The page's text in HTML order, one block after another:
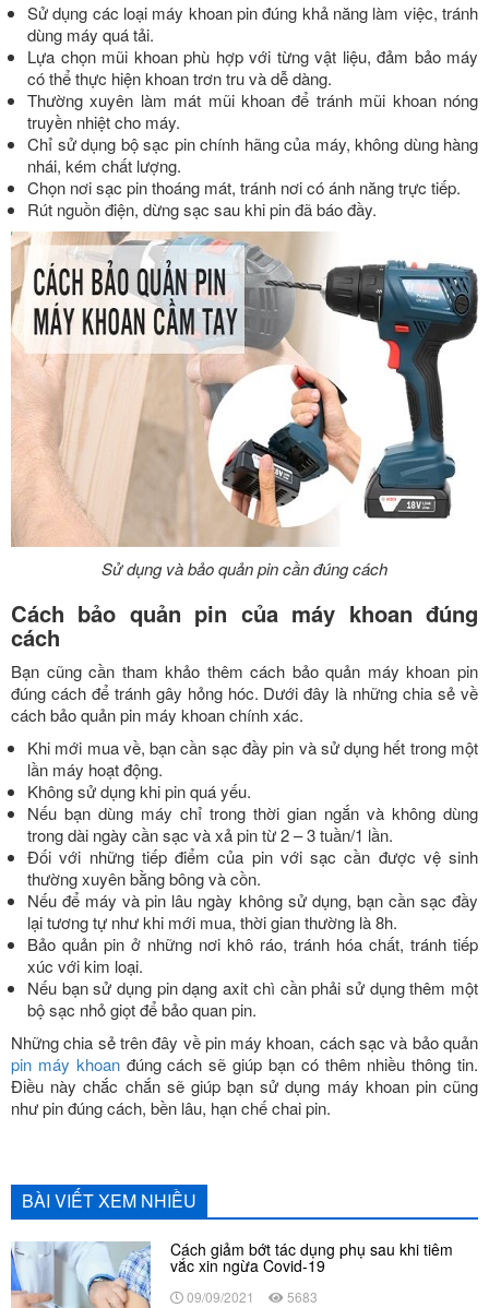
Sử dụng các loại máy khoan pin đúng khả năng làm việc, tránh
dùng máy quá tải.
Lựa chọn mũi khoan phù hợp với từng vật liệu, đảm bảo máy
có thể thực hiện khoan trơn tru và dễ dàng.
Thường xuyên làm mát mũi khoan để tránh mũi khoan nóng
truyền nhiệt cho máy.
Chỉ sử dụng bộ sạc pin chính hãng của máy, không dùng hàng
nhái, kém chất lượng.
Chọn nơi sạc pin thoáng mát, tránh nơi có ánh năng trực tiếp.
Rút nguồn điện, dừng sạc sau khi pin đã báo đầy.
Sử dụng và bảo quản pin cần đúng cách
Cách bảo quản pin của máy khoan đúng
cách
Bạn cũng cần tham khảo thêm cách bảo quản máy khoan pin
đúng cách để tránh gây hỏng hóc. Dưới đây là những chia sẻ về
cách bảo quản pin máy khoan chính xác.
Khi mới mua về, bạn cần sạc đầy pin và sử dụng hết trong một
lần máy hoạt động.
Không sử dụng khi pin quá yếu.
Nếu bạn dùng máy chỉ trong thời gian ngắn và không dùng
trong dài ngày cần sạc và xả pin từ 2 – 3 tuần/1 lần.
Đối với những tiếp điểm của pin với sạc cần được vệ sinh
thường xuyên bằng bông và cồn.
Nếu để máy và pin lâu ngày không sử dụng, bạn cần sạc đầy
lại tương tự như khi mới mua, thời gian thường là 8h.
Bảo quản pin ở những nơi khô ráo, tránh hóa chất, tránh tiếp
xúc với kim loại.
Nếu bạn sử dụng pin dạng axit chì cần phải sử dụng thêm một
bộ sạc nhỏ giọt để bảo quan pin.
Những chia sẻ trên đây về pin máy khoan, cách sạc và bảo quản
pin máy khoanđúng cách sẽ giúp bạn có thêm nhiều thông tin.
Điều này chắc chắn sẽ giúp bạn sử dụng máy khoan pin cũng
như pin đúng cách, bền lâu, hạn chế chai pin.
BÀI VIẾT XEM NHIỀU
Cách giảm bớt tác dụng phụ sau khi tiêm
vắc xin ngừa Covid-19
09/09/2021 5683